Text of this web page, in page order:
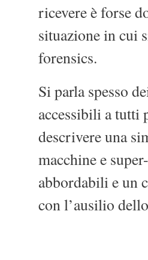
ricevere è forse
situazione in cui
forensics.
Si parla spesso
accessibili a tutti
descrivere una
macchine e
abbordabili e un
con l’ausilio